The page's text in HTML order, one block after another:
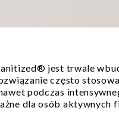
jest trwale
często
podczas
dla osób aktywnych